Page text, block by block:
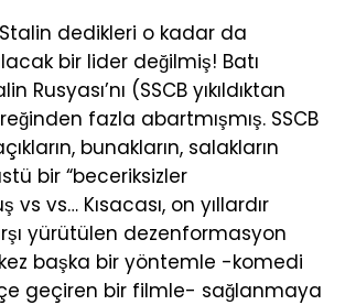
dedikleri o kadar da
bir lider değilmiş! Batı
Rusyası’nı (SSCB yıkıldıktan
fazla abartmışmış. SSCB
bunakların, salakların
bir “beceriksizler
vs vs… Kısacası, on yıllardır
yürütülen dezenformasyon
kez başka bir yöntemle -komedi
geçiren bir filmle- sağlanmaya